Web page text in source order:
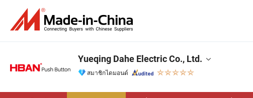
Yueqing Dahe Electric Co., Ltd.
สมาชิกไดมอนด์